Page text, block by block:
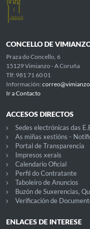
CONCELLO DE
Praza do Concello, 6
15129 Vimianzo - A Coruña
Tlf: 981 71 60 01
Información:
Ir a Contacto
ACCESOS DIRECTOS
Sedes electrónicas das
As miñas xestións -
Portal de Transparencia
Impresos xerais
Calendario Oficial
Perfil do Contratante
Taboleiro de Anuncios
Buzón de Suxerencias,
Verificación de
ENLACES DE INTERESE